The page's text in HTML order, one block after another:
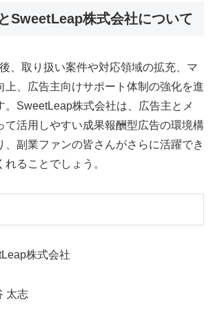
SweetLeap株式会社について
、取り扱い案件や対応領域の拡充、マ
上、広告主向けサポート体制の強化を進
。SweetLeap株式会社は、広告主とメ
て活用しやすい成果報酬型広告の環境構
、副業ファンの皆さんがさらに活躍でき
ることでしょう。
株式会社
太志